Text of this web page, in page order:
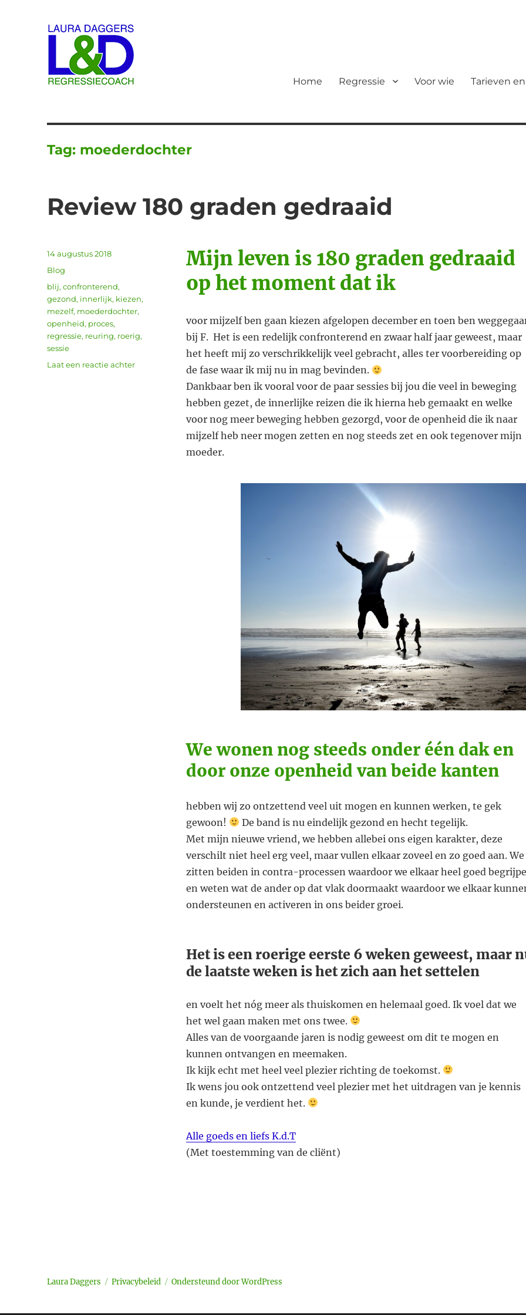
Home Regressie Voor wie Tarieven
Tag: moederdochter
Review 180 graden gedraaid
Mijn leven is 180 graden gedraaid
op het moment dat ik
voor mijzelf ben gaan kiezen afgelopen december en toen ben
bij F. Het is een redelijk confronterend en zwaar half jaar geweest, maar
het heeft mij zo verschrikkelijk veel gebracht, alles ter voorbereiding op
de fase waar ik mij nu in mag bevinden.
Dankbaar ben ik vooral voor de paar sessies bij jou die veel in beweging
hebben gezet, de innerlijke reizen die ik hierna heb gemaakt en welke
voor nog meer beweging hebben gezorgd, voor de openheid die ik naar
mijzelf heb neer mogen zetten en nog steeds zet en ook tegenover mijn
moeder.
We wonen nog steeds onder één dak en
door onze openheid van beide kanten
hebben wij zo ontzettend veel uit mogen en kunnen werken, te gek
gewoon!
De band is nu eindelijk gezond en hecht tegelijk.
Met mijn nieuwe vriend, we hebben allebei ons eigen karakter, deze
verschilt niet heel erg veel, maar vullen elkaar zoveel en zo goed aan. We
zitten beiden in contra-processen waardoor we elkaar heel goed
en weten wat de ander op dat vlak doormaakt waardoor we elkaar
ondersteunen en activeren in ons beider groei.
Het is een roerige eerste 6 weken geweest, maar
de laatste weken is het zich aan het settelen
en voelt het nóg meer als thuiskomen en helemaal goed. Ik voel dat we
het wel gaan maken met ons twee.
Alles van de voorgaande jaren is nodig geweest om dit te mogen en
kunnen ontvangen en meemaken.
Ik kijk echt met heel veel plezier richting de toekomst.
Ik wens jou ook ontzettend veel plezier met het uitdragen van je kennis
en kunde, je verdient het.
Alle goeds en liefs K.d.T
(Met toestemming van de cliënt)
Geplaatst
op
14 augustus 2018
Categorieën
Blog
Tags
blij,confronterend,
gezond, innerlijk, kiezen,
mezelf, moederdochter,
openheid, proces,
regressie, reuring, roerig,
sessie
Laat een reactie achterop
Laura Daggers Privacybeleid Ondersteund door WordPress